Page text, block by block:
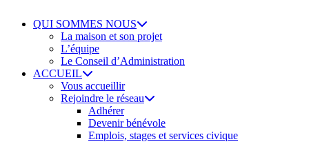
QUI SOMMES NOUS
La maison et son projet
L’équipe
Le Conseil d’Administration
ACCUEIL
Vous accueillir
Rejoindre le réseau
Adhérer
Devenir bénévole
Emplois, stages et services civique